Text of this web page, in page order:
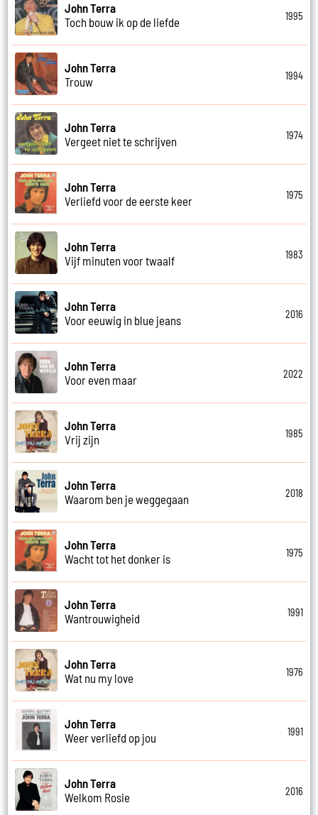
John Terra
Toch bouw ik op de liefde
1995
John Terra
Trouw
1994
John Terra
Vergeet niet te schrijven
1974
John Terra
Verliefd voor de eerste keer
1975
John Terra
Vijf minuten voor twaalf
1983
John Terra
Voor eeuwig in blue jeans
2016
John Terra
Voor even maar
2022
John Terra
Vrij zijn
1985
John Terra
Waarom ben je weggegaan
2018
John Terra
Wacht tot het donker is
1975
John Terra
Wantrouwigheid
1991
John Terra
Wat nu my love
1976
John Terra
Weer verliefd op jou
1991
John Terra
Welkom Rosie
2016